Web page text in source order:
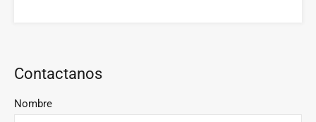
Contactanos
Nombre